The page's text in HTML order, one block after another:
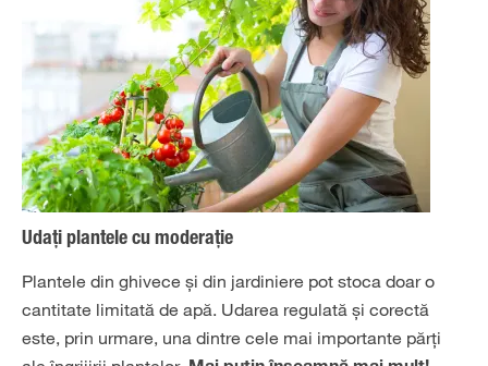
Udați plantele cu moderație
Plantele din ghivece și din jardiniere pot stoca doar o
cantitate limitată de apă. Udarea regulată și corectă
este, prin urmare, una dintre cele mai importante părți